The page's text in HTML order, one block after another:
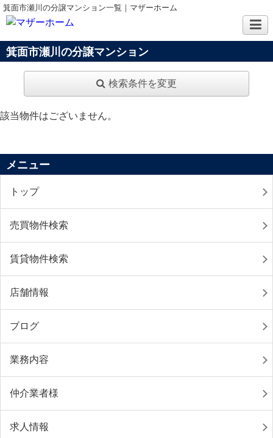
箕面市瀬川の分譲マンション一覧｜マザーホーム
箕面市瀬川の分譲マンション
検索条件を変更
該当物件はございません。
メニュー
トップ
売買物件検索
賃貸物件検索
店舗情報
ブログ
業務内容
仲介業者様
求人情報